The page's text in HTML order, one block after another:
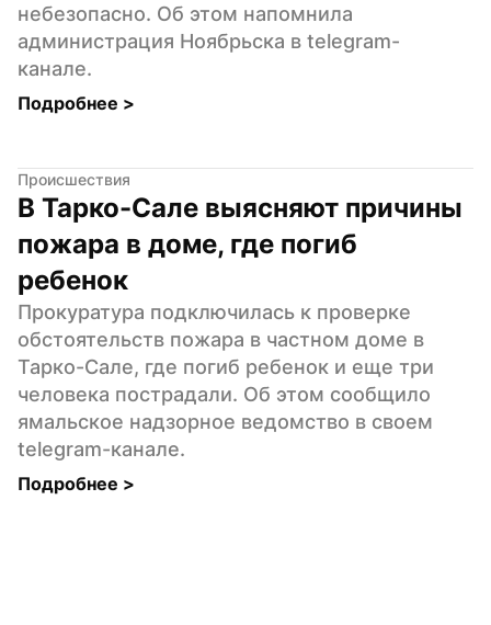
небезопасно. Об этом напомнила
администрация Ноябрьска в telegram-
канале.
Подробнее >
Происшествия
В Тарко-Сале выясняют причины
пожара в доме, где погиб
ребенок
Прокуратура подключилась к проверке
обстоятельств пожара в частном доме в
Тарко-Сале, где погиб ребенок и еще три
человека пострадали. Об этом сообщило
ямальское надзорное ведомство в своем
telegram-канале.
Подробнее >